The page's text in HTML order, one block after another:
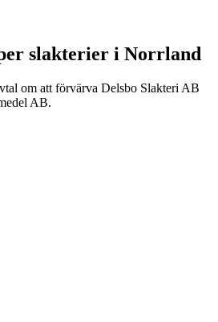
slakterier i Norrland
om att förvärva Delsbo Slakteri AB
AB.